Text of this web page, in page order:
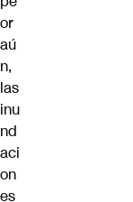
or
aú
n,
las
inu
nd
aci
on
es